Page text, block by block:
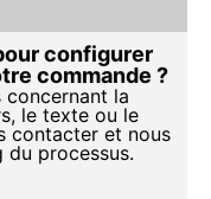
configurer
commande ?
concernant la
le texte ou le
contacter et nous
processus.